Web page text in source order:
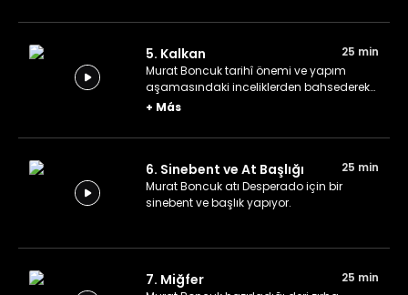
5. Kalkan
25 min
Murat Boncuk tarihî önemi ve yapım
aşamasındaki inceliklerden bahsederek
bir kalkan yapıyor.
+ Más
6. Sinebent ve At Başlığı
25 min
Murat Boncuk atı Desperado için bir
sinebent ve başlık yapıyor.
7. Miğfer
25 min